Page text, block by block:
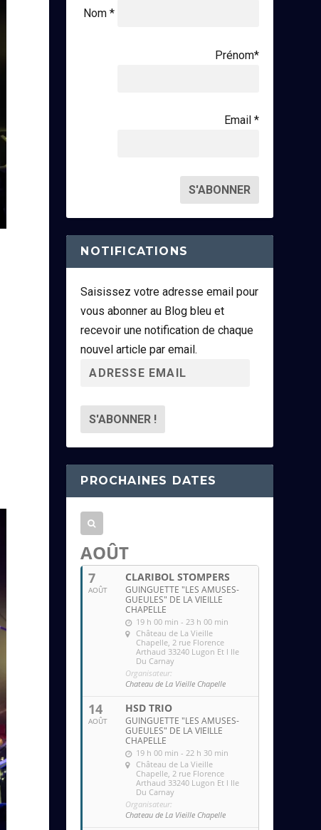
Nom *
Prénom*
Email *
NOTIFICATIONS
Saisissez votre adresse email pour
vous abonner au Blog bleu et
recevoir une notification de chaque
nouvel article par email.
r
s
s
e
m
i
PROCHAINES DATES
AOÛT
7
AOÛT
CLARIBOL STOMPERS
GUINGUETTE "LES AMUSES-
GUEULES" DE LA VIEILLE
CHAPELLE
19 h 00 min - 23 h 00 min
Château de La Vieille
Chapelle , 2 rue Florence
Arthaud 33240 Lugon Et l Ile
Du Carnay
Organisateur:
Chateau de La Vieille Chapelle
14
AOÛT
HSD TRIO
GUINGUETTE "LES AMUSES-
GUEULES" DE LA VIEILLE
CHAPELLE
19 h 00 min - 22 h 30 min
Château de La Vieille
Chapelle , 2 rue Florence
Arthaud 33240 Lugon Et l Ile
Du Carnay
Organisateur:
Chateau de La Vieille Chapelle